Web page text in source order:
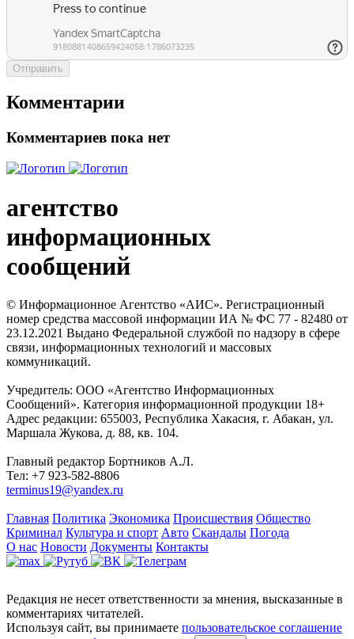
Отправить
Комментарии
Комментариев пока нет
агентство
информационных
сообщений
© Информационное Агентство «АИС». Регистрационный
номер средства массовой информации ИА № ФС 77 - 82480 от
23.12.2021 Выдано Федеральной службой по надзору в сфере
связи, информационных технологий и массовых
коммуникаций.
Учредитель: ООО «Агентство Информационных
Сообщений». Категория информационной продукции 18+
Адрес редакции: 655003, Республика Хакасия, г. Абакан, ул.
Маршала Жукова, д. 88, кв. 104.
Главный редактор Бортников А.Л.
Тел: +7 923-582-8806
terminus19@yandex.ru
Главная Политика Экономика Происшествия Общество
Криминал Культура и спорт Авто Скандалы Погода
О нас Новости Документы Контакты
Редакция не несет ответственности за мнения, высказанные в
комментариях читателей.
Используя сайт, вы принимаете пользовательское соглашение